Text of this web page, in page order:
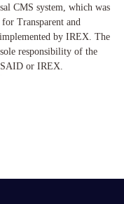
CMS system, which was
Transparent and
by IREX. The
responsibility of the
or IREX.